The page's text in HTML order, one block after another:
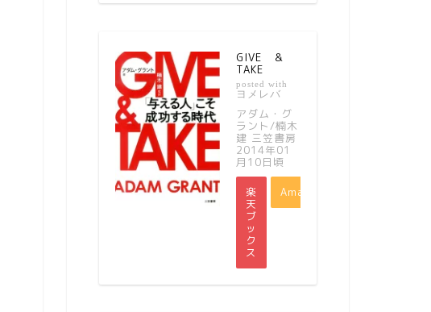
GIVE ＆
TAKE
posted with
ヨメレバ
アダム・グ
ラント/楠木
建 三笠書房
2014年01
月10日頃
楽
天
ブ
ッ
ク
ス
Amazon